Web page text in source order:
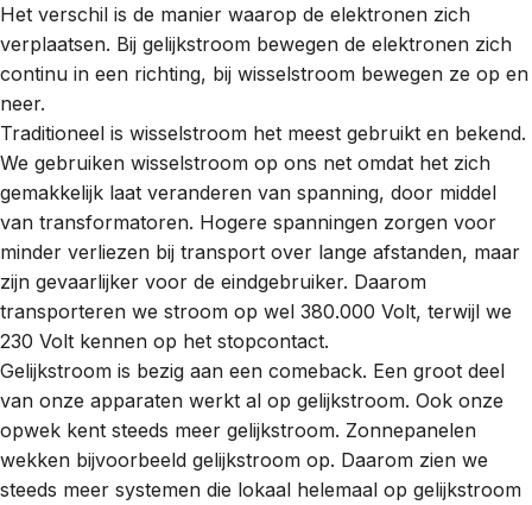
Het verschil is de manier waarop de elektronen zich
verplaatsen. Bij gelijkstroom bewegen de elektronen zich
continu in een richting, bij wisselstroom bewegen ze op en
neer.
Traditioneel is wisselstroom het meest gebruikt en bekend.
We gebruiken wisselstroom op ons net omdat het zich
gemakkelijk laat veranderen van spanning, door middel
van transformatoren. Hogere spanningen zorgen voor
minder verliezen bij transport over lange afstanden, maar
zijn gevaarlijker voor de eindgebruiker. Daarom
transporteren we stroom op wel 380.000 Volt, terwijl we
230 Volt kennen op het stopcontact.
Gelijkstroom is bezig aan een comeback. Een groot deel
van onze apparaten werkt al op gelijkstroom. Ook onze
opwek kent steeds meer gelijkstroom. Zonnepanelen
wekken bijvoorbeeld gelijkstroom op. Daarom zien we
steeds meer systemen die lokaal helemaal op gelijkstroom